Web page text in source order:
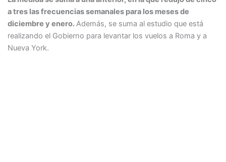
a tres las frecuencias semanales para los meses de
diciembre y enero.Además, se suma al estudio que está
realizando el Gobierno para levantar los vuelos a Roma y a
Nueva York.